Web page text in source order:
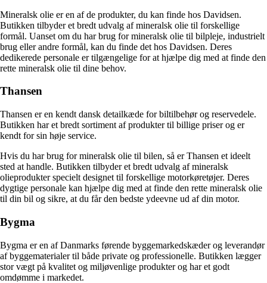
Mineralsk olie er en af de produkter, du kan finde hos Davidsen.
Butikken tilbyder et bredt udvalg af mineralsk olie til forskellige
formål. Uanset om du har brug for mineralsk olie til bilpleje, industrielt
brug eller andre formål, kan du finde det hos Davidsen. Deres
dedikerede personale er tilgængelige for at hjælpe dig med at finde den
rette mineralsk olie til dine behov.
Thansen
Thansen er en kendt dansk detailkæde for biltilbehør og reservedele.
Butikken har et bredt sortiment af produkter til billige priser og er
kendt for sin høje service.
Hvis du har brug for mineralsk olie til bilen, så er Thansen et ideelt
sted at handle. Butikken tilbyder et bredt udvalg af mineralsk
olieprodukter specielt designet til forskellige motorkøretøjer. Deres
dygtige personale kan hjælpe dig med at finde den rette mineralsk olie
til din bil og sikre, at du får den bedste ydeevne ud af din motor.
Bygma
Bygma er en af Danmarks førende byggemarkedskæder og leverandør
af byggematerialer til både private og professionelle. Butikken lægger
stor vægt på kvalitet og miljøvenlige produkter og har et godt
omdømme i markedet.